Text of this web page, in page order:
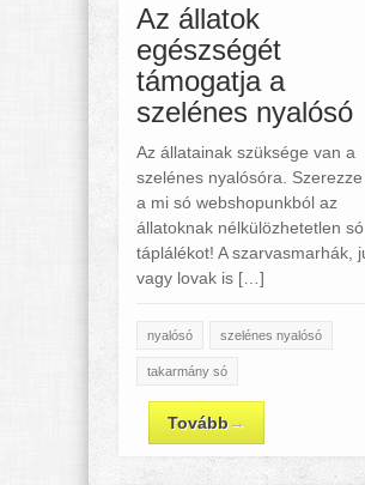
Az állatok
egészségét
támogatja a
szelénes nyalósó
Az állatainak szüksége van a
szelénes nyalósóra. Szerezze
a mi só webshopunkból az
állatoknak nélkülözhetetlen só
táplálékot! A szarvasmarhák,
vagy lovak is […]
nyalósó szelénes nyalósó
takarmány só
Tovább→